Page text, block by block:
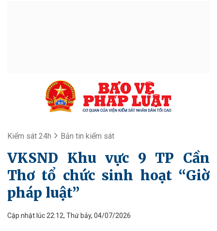
Kiểm sát 24h Bản tin kiểm sát
VKSND Khu vực 9 TP Cần
Thơ tổ chức sinh hoạt “Giờ
pháp luật”
Cập nhật lúc 22:12, Thứ bảy, 04/07/2026